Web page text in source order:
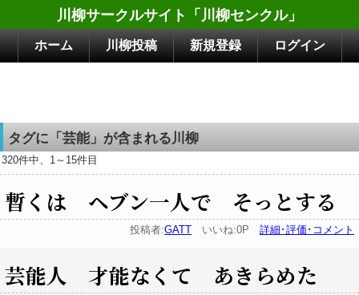
川柳サークルサイト「川柳センクル」
ホーム 川柳投稿 新規登録 ログイン
タグに「芸能」が含まれる川柳
320件中、1～15件目
暫くは ヘブン一人で そっとする
投稿者:GATT いいね:0P 詳細･評価･コメント
芸能人 才能なくて あきらめた